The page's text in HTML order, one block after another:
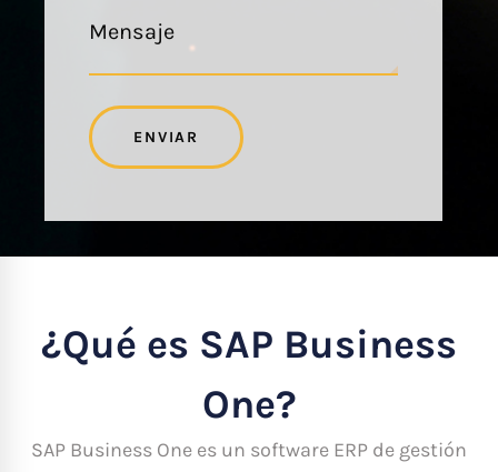
ENVIAR
¿Qué es SAP Business
One?
SAP Business One es un software ERP de gestión